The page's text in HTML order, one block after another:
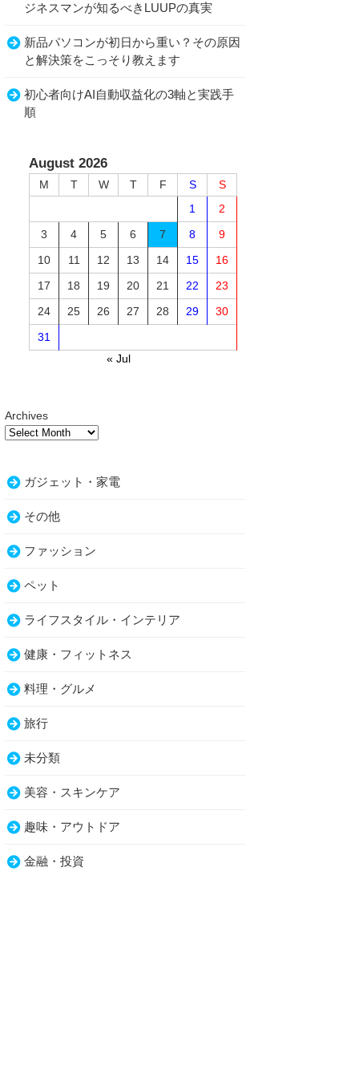
ジネスマンが知るべきLUUPの真実
新品パソコンが初日から重い？その原因
と解決策をこっそり教えます
初心者向けAI自動収益化の3軸と実践手
順
August 2026
M T W T F S
S
1
2
3
4 5 6 7 8
9
10
11 12 13 14 15
16
17
18 19 20 21 22
23
24
25 26 27 28 29
30
31
« Jul
Archives
ガジェット・家電
その他
ファッション
ペット
ライフスタイル・インテリア
健康・フィットネス
料理・グルメ
旅行
未分類
美容・スキンケア
趣味・アウトドア
金融・投資